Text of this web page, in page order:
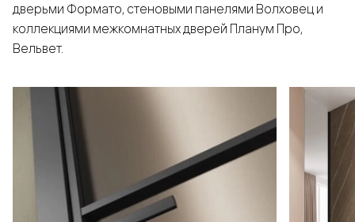
дверьми Формато, стеновыми панелями Волховец и
коллекциями межкомнатных дверей Планум Про,
Вельвет.